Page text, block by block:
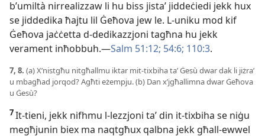
b’umiltà nirrealizzaw li hu biss jistaʼ jiddeċiedi jekk hux
se jiddedika ħajtu lil Ġeħova jew le. L-uniku mod kif
Ġeħova jaċċetta d-dedikazzjoni tagħna hu jekk
verament inħobbuh.—Salm 51:12; 54:6; 110:3.
7, 8. (a) X’nistgħu nitgħallmu iktar mit-tixbiha taʼ Ġesù dwar dak li jiżraʼ
u mbagħad jorqod? Agħti eżempju. (b) Dan x’jgħallimna dwar Ġeħova
u Ġesù?
7It-tieni, jekk nifhmu l-lezzjoni taʼ din it-tixbiha se niġu
megħjunin biex ma naqtgħux qalbna jekk għall-ewwel